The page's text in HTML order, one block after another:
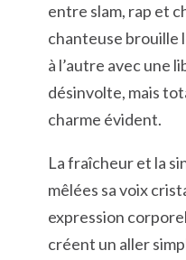
entre slam, rap et
chanteuse brouille
à l’autre avec une
désinvolte, mais
charme évident.
La fraîcheur et la
mêlées sa voix
expression
créent un aller